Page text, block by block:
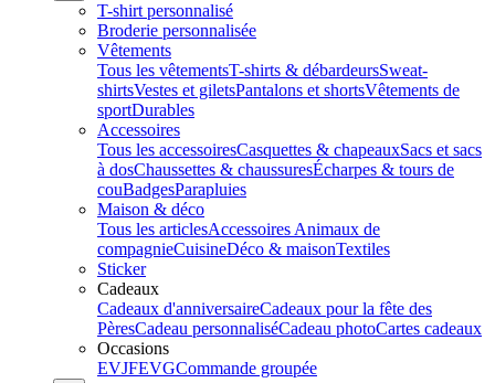
T-shirt personnalisé
Broderie personnalisée
Vêtements
Tous les vêtementsT-shirts & débardeursSweat-
shirtsVestes et giletsPantalons et shortsVêtements de
sportDurables
Accessoires
Tous les accessoiresCasquettes & chapeauxSacs et sacs
à dosChaussettes & chaussuresÉcharpes & tours de
couBadgesParapluies
Maison & déco
Tous les articlesAccessoires Animaux de
compagnieCuisineDéco & maisonTextiles
Sticker
Cadeaux
Cadeaux d'anniversaireCadeaux pour la fête des
PèresCadeau personnaliséCadeau photoCartes cadeaux
Occasions
EVJFEVGCommande groupée